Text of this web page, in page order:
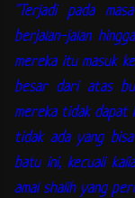
"Terjadi pada
berjalan-jalan
mereka itu masuk
besar dari atas
mereka tidak dapat
tidak ada yang
batu ini, kecuali
amal shalih yang